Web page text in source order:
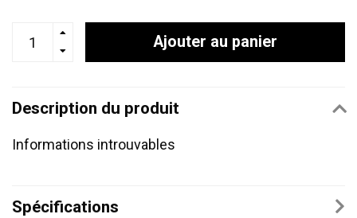
Ajouter au panier
Description du produit
Informations introuvables
Spécifications